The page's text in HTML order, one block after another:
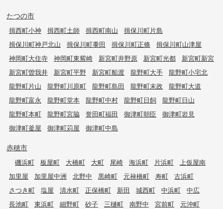
たつの市
揖西町小神 揖西町土師 揖西町南山
揖保川町片島
揖保川町神戸北山
揖保川町黍田 揖保川町正條
揖保川町山津屋
神岡町大住寺
神岡町東觜崎 新宮町井野原 新宮町光都
新宮町新宮
新宮町曽我井
新宮町平野 新宮町船渡 龍野町大手
龍野町小宅北
龍野町片山
龍野町川原町 龍野町島田 龍野町末政
龍野町大道
龍野町富永
龍野町堂本 龍野町中村 龍野町日飼
龍野町日山
龍野町本町
龍野町宮脇 誉田町福田 御津町朝臣
御津町岩見
御津町釜屋
御津町苅屋 御津町中島
赤穂市
磯浜町 板屋町 大橋町 大町 尾崎 海浜町 片浜町
上仮屋南
加里屋
加里屋中洲 北野中 黒崎町 元禄橋町 寿町
古浜町
さつき町
塩屋 清水町 正保橋町 新田 城西町 中浜町
中広
長池町
東浜町 細野町 砂子 三樋町 南野中 宮前町
元沖町